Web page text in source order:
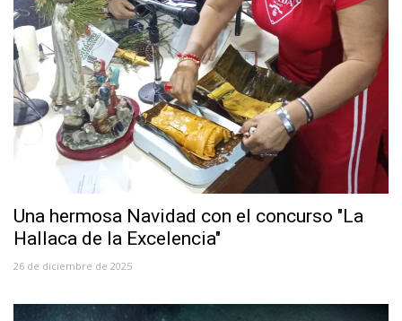
Una hermosa Navidad con el concurso "La
Hallaca de la Excelencia"
26 de diciembre de 2025